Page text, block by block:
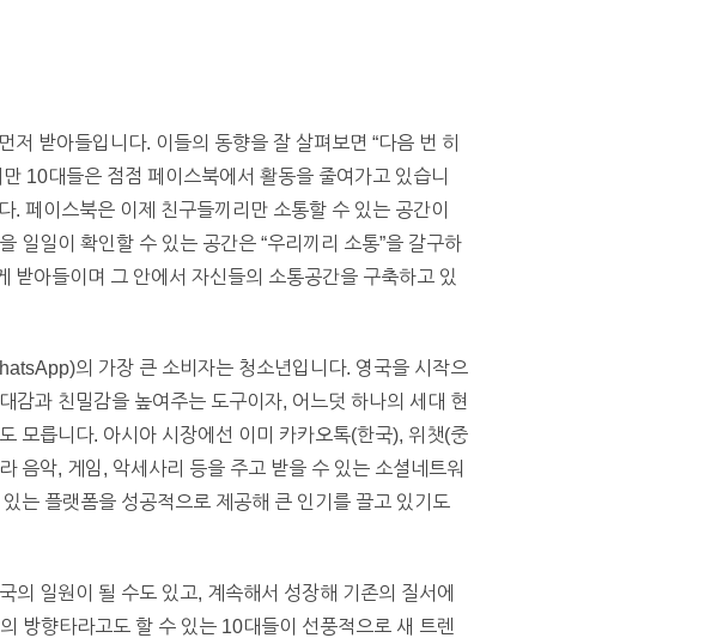
저 받아들입니다. 이들의 동향을 잘 살펴보면 “다음 번 히
10대들은 점점 페이스북에서 활동을 줄여가고 있습니
페이스북은 이제 친구들끼리만 소통할 수 있는 공간이
일일이 확인할 수 있는 공간은 “우리끼리 소통”을 갈구하
받아들이며 그 안에서 자신들의 소통공간을 구축하고 있
의 가장 큰 소비자는 청소년입니다. 영국을 시작으
감과 친밀감을 높여주는 도구이자, 어느덧 하나의 세대 현
모릅니다. 아시아 시장에선 이미 카카오톡(한국), 위챗(중
음악, 게임, 악세사리 등을 주고 받을 수 있는 소셜네트워
는 플랫폼을 성공적으로 제공해 큰 인기를 끌고 있기도
일원이 될 수도 있고, 계속해서 성장해 기존의 질서에
방향타라고도 할 수 있는 10대들이 선풍적으로 새 트렌